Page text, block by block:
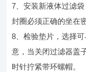
7、安装新液体过滤
封圈必须正确的坐在
8、检验垫片，选择
意，当关闭过滤器盖
时针拧紧带环螺帽。